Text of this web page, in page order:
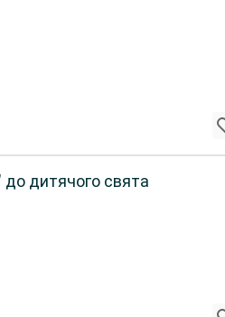
дитячого свята